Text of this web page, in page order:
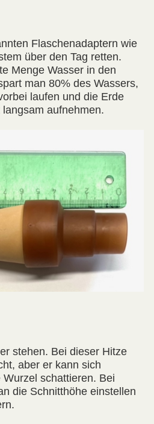
Flaschenadaptern wie
über den Tag retten.
Menge Wasser in den
man 80% des Wassers,
laufen und die Erde
aufnehmen.
stehen. Bei dieser Hitze
aber er kann sich
schattieren. Bei
die Schnitthöhe einstellen